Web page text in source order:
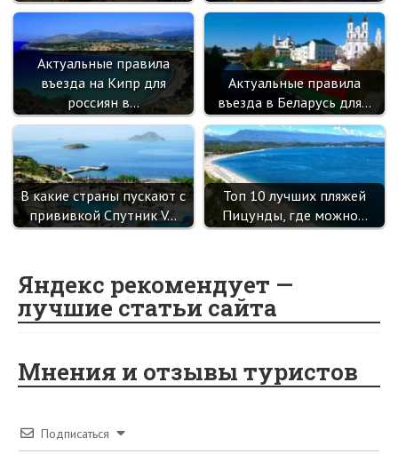
Актуальные правила
въезда на Кипр для
россиян в…
Актуальные правила
въезда в Беларусь для…
В какие страны пускают с
прививкой Спутник V…
Топ 10 лучших пляжей
Пицунды, где можно…
Яндекс рекомендует —
лучшие статьи сайта
Мнения и отзывы туристов
Подписаться